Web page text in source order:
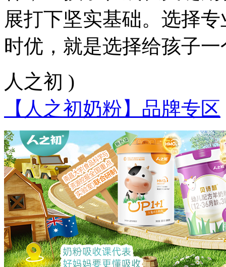
展打下坚实基础。选择
时优，就是选择给孩子
人之初 )
【人之初奶粉】品牌专区